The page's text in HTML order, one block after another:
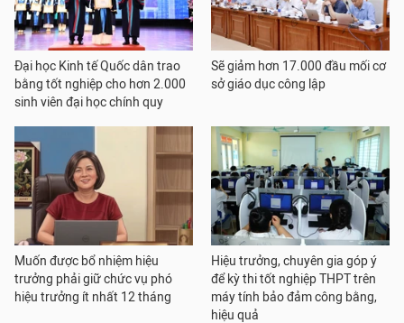
Đại học Kinh tế Quốc dân trao
bằng tốt nghiệp cho hơn 2.000
sinh viên đại học chính quy
Sẽ giảm hơn 17.000 đầu mối cơ
sở giáo dục công lập
Muốn được bổ nhiệm hiệu
trưởng phải giữ chức vụ phó
hiệu trưởng ít nhất 12 tháng
Hiệu trưởng, chuyên gia góp ý
để kỳ thi tốt nghiệp THPT trên
máy tính bảo đảm công bằng,
hiệu quả